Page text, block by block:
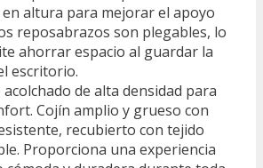
altura para mejorar el apoyo
reposabrazos son plegables, lo
ahorrar espacio al guardar la
escritorio.
acolchado de alta densidad para
Cojín amplio y grueso con
recubierto con tejido
Proporciona una experiencia